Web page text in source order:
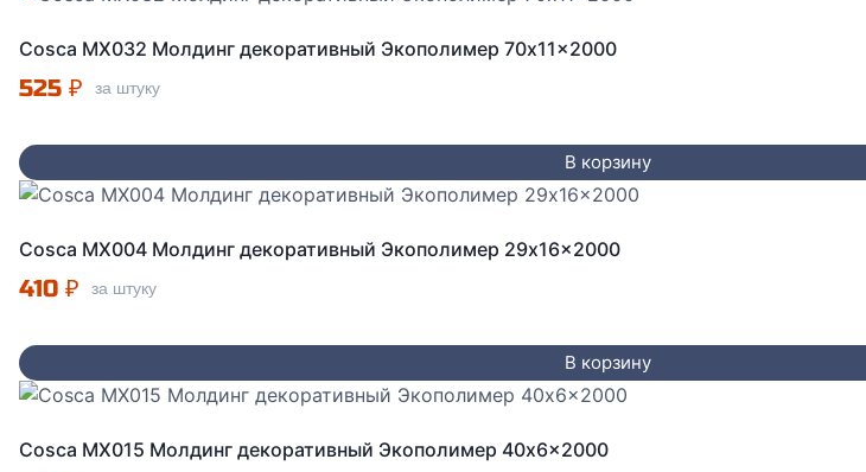
Cosca МX032 Молдинг декоративный Экополимер 70x11x2000
525 ₽ за штуку
В корзину
Cosca MX004 Молдинг декоративный Экополимер 29x16x2000
410 ₽ за штуку
В корзину
Cosca MX015 Молдинг декоративный Экополимер 40x6x2000